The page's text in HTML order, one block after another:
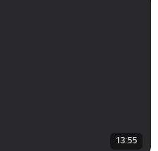
13:55